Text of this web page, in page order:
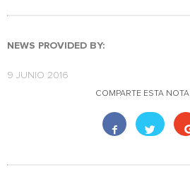
NEWS PROVIDED BY:
9 JUNIO 2016
COMPARTE ESTA NOTA